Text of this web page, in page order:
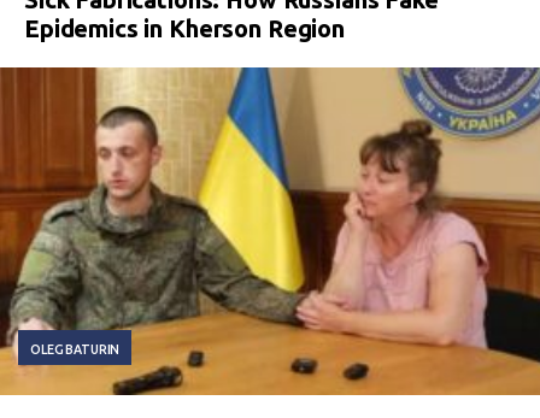
Epidemics in Kherson Region
OLEG BATURIN